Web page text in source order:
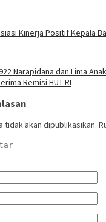
Kinerja Positif Kepala
Narapidana dan Lima
Remisi HUT RI
tidak akan dipublikasikan.